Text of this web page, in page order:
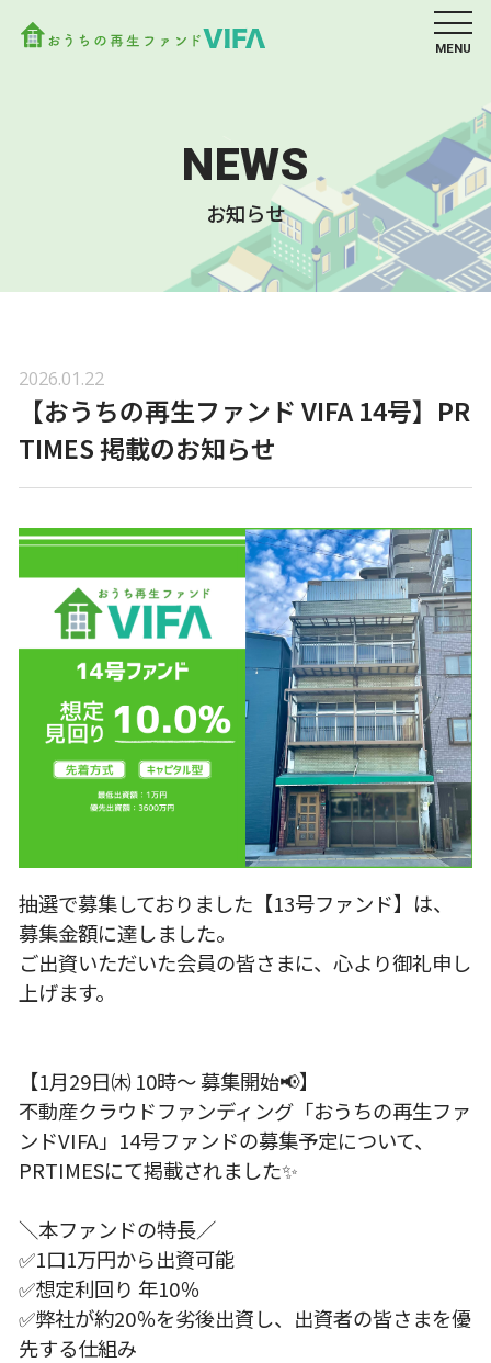
MENU
NEWS
お知らせ
2026.01.22
【おうちの再生ファンド VIFA 14号】PR
TIMES 掲載のお知らせ
抽選で募集しておりました【13号ファンド】は、
募集金額に達しました。
ご出資いただいた会員の皆さまに、心より御礼申し
上げます。
【1月29日㈭ 10時～ 募集開始📢】
不動産クラウドファンディング「おうちの再生ファ
ンドVIFA」14号ファンドの募集予定について、
PRTIMESにて掲載されました✨
＼本ファンドの特長／
✅1口1万円から出資可能
✅想定利回り 年10％
✅弊社が約20％を劣後出資し、出資者の皆さまを優
先する仕組み